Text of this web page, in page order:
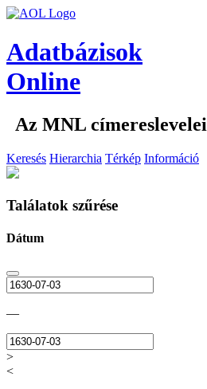
Adatbázisok
Online
Az MNL címereslevelei
Keresés Hierarchia Térkép Információ
Találatok szűrése
Dátum
—
>
<